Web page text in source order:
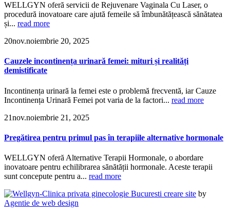
WELLGYN oferă servicii de Rejuvenare Vaginala Cu Laser, o
procedură inovatoare care ajută femeile să îmbunătățească sănătatea
și... read more
20nov.noiembrie 20, 2025
Cauzele incontinența urinară femei: mituri și realități
demistificate
Incontinența urinară la femei este o problemă frecventă, iar Cauze
Incontinența Urinară Femei pot varia de la factori... read more
21nov.noiembrie 21, 2025
Pregătirea pentru primul pas în terapiile alternative hormonale
WELLGYN oferă Alternative Terapii Hormonale, o abordare
inovatoare pentru echilibrarea sănătății hormonale. Aceste terapii
sunt concepute pentru a... read more
creare site by
Agentie de web design